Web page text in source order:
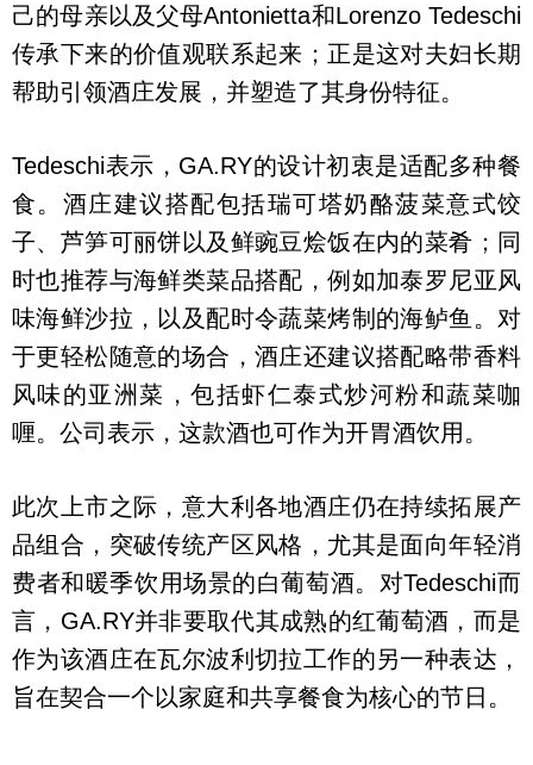
己的母亲以及父母Antonietta和Lorenzo Tedeschi
传承下来的价值观联系起来；正是这对夫妇长期
帮助引领酒庄发展，并塑造了其身份特征。
Tedeschi表示，GA.RY的设计初衷是适配多种餐
食。酒庄建议搭配包括瑞可塔奶酪菠菜意式饺
子、芦笋可丽饼以及鲜豌豆烩饭在内的菜肴；同
时也推荐与海鲜类菜品搭配，例如加泰罗尼亚风
味海鲜沙拉，以及配时令蔬菜烤制的海鲈鱼。对
于更轻松随意的场合，酒庄还建议搭配略带香料
风味的亚洲菜，包括虾仁泰式炒河粉和蔬菜咖
喱。公司表示，这款酒也可作为开胃酒饮用。
此次上市之际，意大利各地酒庄仍在持续拓展产
品组合，突破传统产区风格，尤其是面向年轻消
费者和暖季饮用场景的白葡萄酒。对Tedeschi而
言，GA.RY并非要取代其成熟的红葡萄酒，而是
作为该酒庄在瓦尔波利切拉工作的另一种表达，
旨在契合一个以家庭和共享餐食为核心的节日。